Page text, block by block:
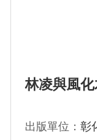
林凌與風
出版單位： 彰